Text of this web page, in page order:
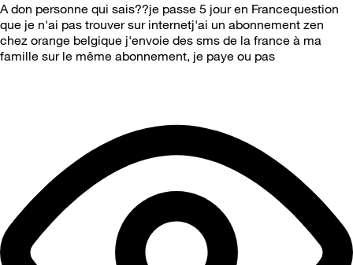
A don personne qui sais??je passe 5 jour en Francequestion
que je n'ai pas trouver sur internetj'ai un abonnement zen
chez orange belgique j'envoie des sms de la france à ma
famille sur le même abonnement, je paye ou pas